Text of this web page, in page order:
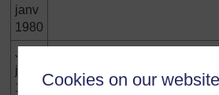
Cookies on our website
janv
1980
Juin-
juil
1991
nouvelle orientation politique
pour le pays. Elle s'achève